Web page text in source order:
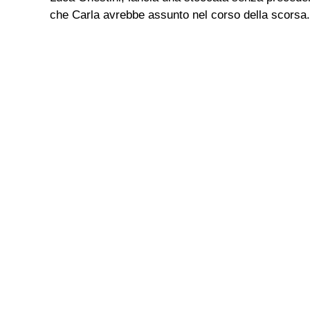
che Carla avrebbe assunto nel corso della